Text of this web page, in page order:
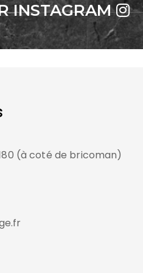
INSTAGRAM
(à coté de bricoman)